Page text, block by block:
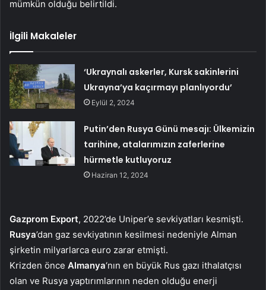
mümkün olduğu belirtildi.
İlgili Makaleler
‘Ukraynalı askerler, Kursk sakinlerini
Ukrayna’ya kaçırmayı planlıyordu’
Eylül 2, 2024
Putin’den Rusya Günü mesajı: Ülkemizin
tarihine, atalarımızın zaferlerine
hürmetle kutluyoruz
Haziran 12, 2024
Gazprom Export, 2022’de Uniper’e sevkiyatları kesmişti.
Rusya’dan gaz sevkiyatının kesilmesi nedeniyle Alman
şirketin milyarlarca euro zarar etmişti.
Krizden önce Almanya‘nın en büyük Rus gazı ithalatçısı
olan ve Rusya yaptırımlarının neden olduğu enerji